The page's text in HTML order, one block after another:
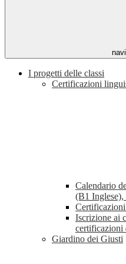
I progetti delle classi
Certificazioni
Calendario
(B1
Iscrizione ai
certificazioni
Giardino dei Giusti